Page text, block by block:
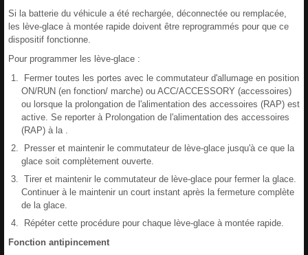
Si la batterie du véhicule a été rechargée, déconnectée ou remplacée,
les lève-glace à montée rapide doivent être reprogrammés pour que ce
dispositif fonctionne.
Pour programmer les lève-glace :
Fermer toutes les portes avec le commutateur d'allumage en position
ON/RUN (en fonction/ marche) ou ACC/ACCESSORY (accessoires)
ou lorsque la prolongation de l'alimentation des accessoires (RAP) est
active. Se reporter à Prolongation de l'alimentation des accessoires
(RAP) à la .
Presser et maintenir le commutateur de lève-glace jusqu'à ce que la
glace soit complètement ouverte.
Tirer et maintenir le commutateur de lève-glace pour fermer la glace.
Continuer à le maintenir un court instant après la fermeture complète
de la glace.
Répéter cette procédure pour chaque lève-glace à montée rapide.
Fonction antipincement